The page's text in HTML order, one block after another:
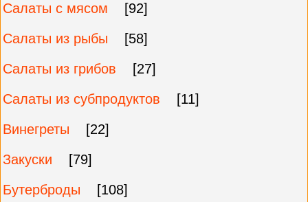
Салаты с мясом
[92]
Салаты из рыбы
[58]
Салаты из грибов
[27]
Салаты из субпродуктов
[11]
Винегреты
[22]
Закуски
[79]
Бутерброды
[108]